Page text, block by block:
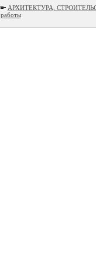
АРХИТЕКТУРА,
работы